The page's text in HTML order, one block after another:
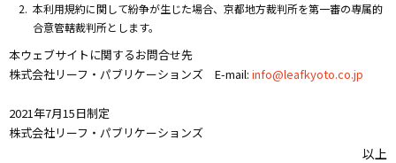
本利用規約に関して紛争が生じた場合、京都地方裁判所を第一審の専属的
合意管轄裁判所とします。
本ウェブサイトに関するお問合せ先
株式会社リーフ・パブリケーションズ E-mail: info@leafkyoto.co.jp
2021年7月15日制定
株式会社リーフ・パブリケーションズ
以上